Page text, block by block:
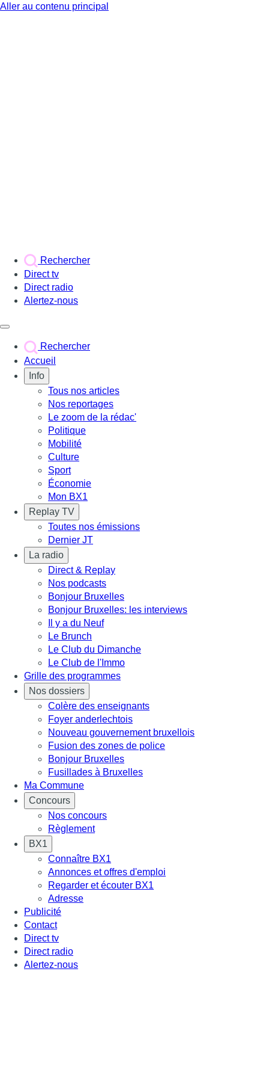
Aller au contenu principal
Rechercher
Direct tv
Direct radio
Alertez-nous
Rechercher
Accueil
Info
Tous nos articles
Nos reportages
Le zoom de la rédac'
Politique
Mobilité
Culture
Sport
Économie
Mon BX1
Replay TV
Toutes nos émissions
Dernier JT
La radio
Direct & Replay
Nos podcasts
Bonjour Bruxelles
Bonjour Bruxelles: les interviews
Il y a du Neuf
Le Brunch
Le Club du Dimanche
Le Club de l'Immo
Grille des programmes
Nos dossiers
Colère des enseignants
Foyer anderlechtois
Nouveau gouvernement bruxellois
Fusion des zones de police
Bonjour Bruxelles
Fusillades à Bruxelles
Ma Commune
Concours
Nos concours
Règlement
BX1
Connaître BX1
Annonces et offres d'emploi
Regarder et écouter BX1
Adresse
Publicité
Contact
Direct tv
Direct radio
Alertez-nous